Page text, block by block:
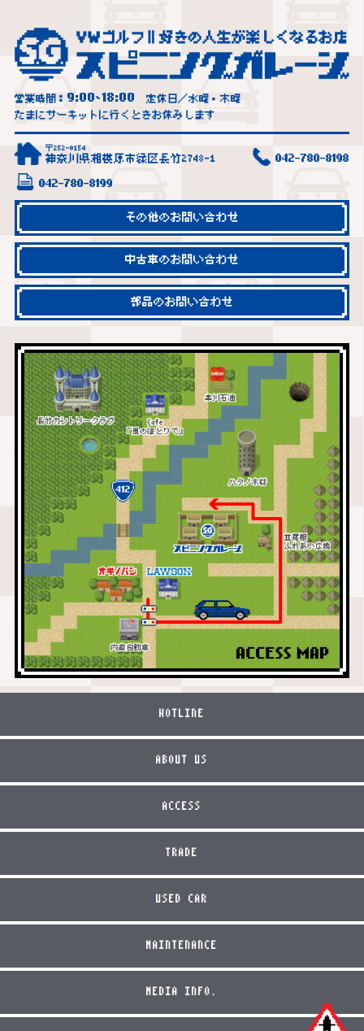
営業時間： 9:00~18:00
定休日／水曜・木曜
たまにサーキットに行くときお休みします
〒252-0154
神奈川県相模原市緑区長竹2748-1 042-780-8198
042-780-8199
その他のお問い合わせ
中古車のお問い合わせ
部品のお問い合わせ
HOTLINE
ABOUT US
ACCESS
TRADE
USED CAR
MAINTENANCE
MEDIA INFO.